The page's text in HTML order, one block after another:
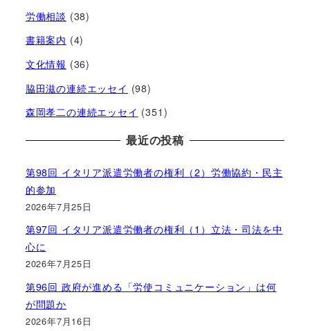
労働相談 (38)
書籍案内 (4)
文化情報 (36)
脇田滋の連続エッセイ (98)
森岡孝二の連続エッセイ (351)
最近の投稿
第98回 イタリア派遣労働者の権利（2）労働協約・民主
的参加
2026年7月25日
第97回 イタリア派遣労働者の権利（1）立法・司法を中
心に
2026年7月25日
第96回 政府が進める「労使コミュニケーション」は何
が問題か
2026年7月16日